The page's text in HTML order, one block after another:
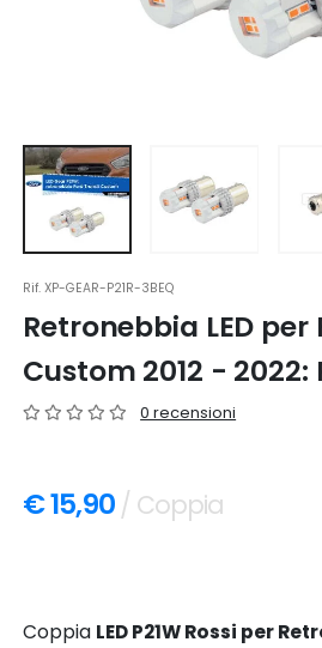
Rif.XP-GEAR-P21R-3BEQ
Retronebbia LED
Custom 2012 - 2022:
0 recensioni
€ 15,90 / Coppia
Coppia LED P21W Rossi per